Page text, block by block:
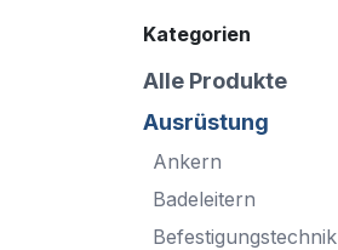
Kategorien
Alle Produkte
Ausrüstung
Ankern
Badeleitern
Befestigungstechnik